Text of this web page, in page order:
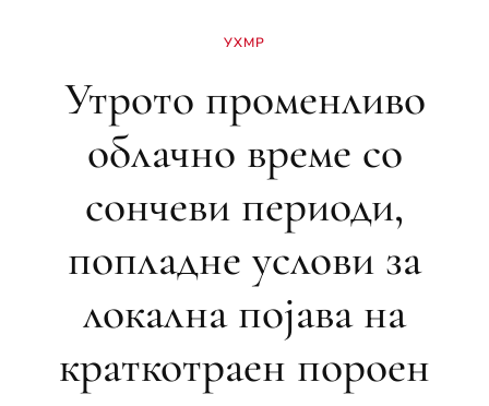
УХМР
Утрото променливо
облачно време со
сончеви периоди,
попладне услови за
локална појава на
краткотраен пороен